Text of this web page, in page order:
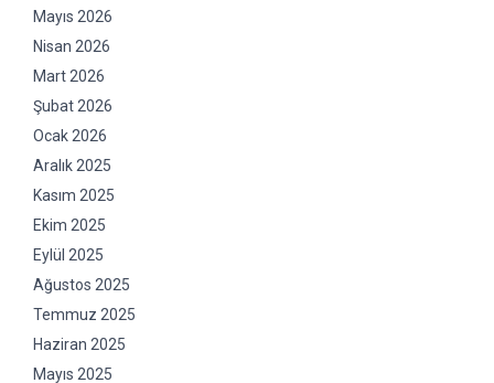
Mayıs 2026
Nisan 2026
Mart 2026
Şubat 2026
Ocak 2026
Aralık 2025
Kasım 2025
Ekim 2025
Eylül 2025
Ağustos 2025
Temmuz 2025
Haziran 2025
Mayıs 2025